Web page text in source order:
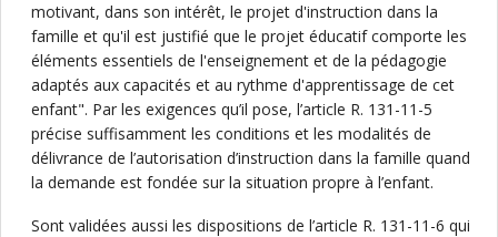
motivant, dans son intérêt, le projet d'instruction dans la
famille et qu'il est justifié que le projet éducatif comporte les
éléments essentiels de l'enseignement et de la pédagogie
adaptés aux capacités et au rythme d'apprentissage de cet
enfant". Par les exigences qu’il pose, l’article R. 131-11-5
précise suffisamment les conditions et les modalités de
délivrance de l’autorisation d’instruction dans la famille quand
la demande est fondée sur la situation propre à l’enfant.
Sont validées aussi les dispositions de l’article R. 131-11-6 qui